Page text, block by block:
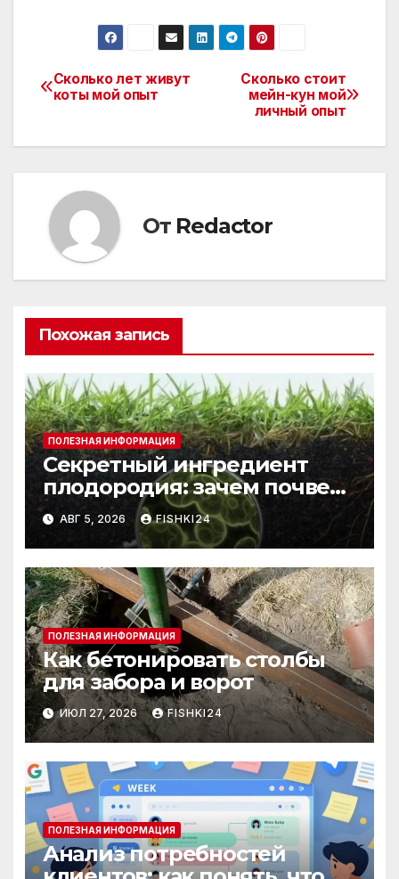
Навигация
Сколько стоит
мейн-кун мой
личный опыт
Сколько лет живут
коты мой опыт
От Redactor
Похожая запись
ПОЛЕЗНАЯ ИНФОРМАЦИЯ
Секретный ингредиент
плодородия: зачем почве
нужны бактерии и
биогумус
АВГ 5, 2026 FISHKI24
ПОЛЕЗНАЯ ИНФОРМАЦИЯ
Как бетонировать столбы
для забора и ворот
ИЮЛ 27, 2026 FISHKI24
ПОЛЕЗНАЯ ИНФОРМАЦИЯ
Анализ потребностей